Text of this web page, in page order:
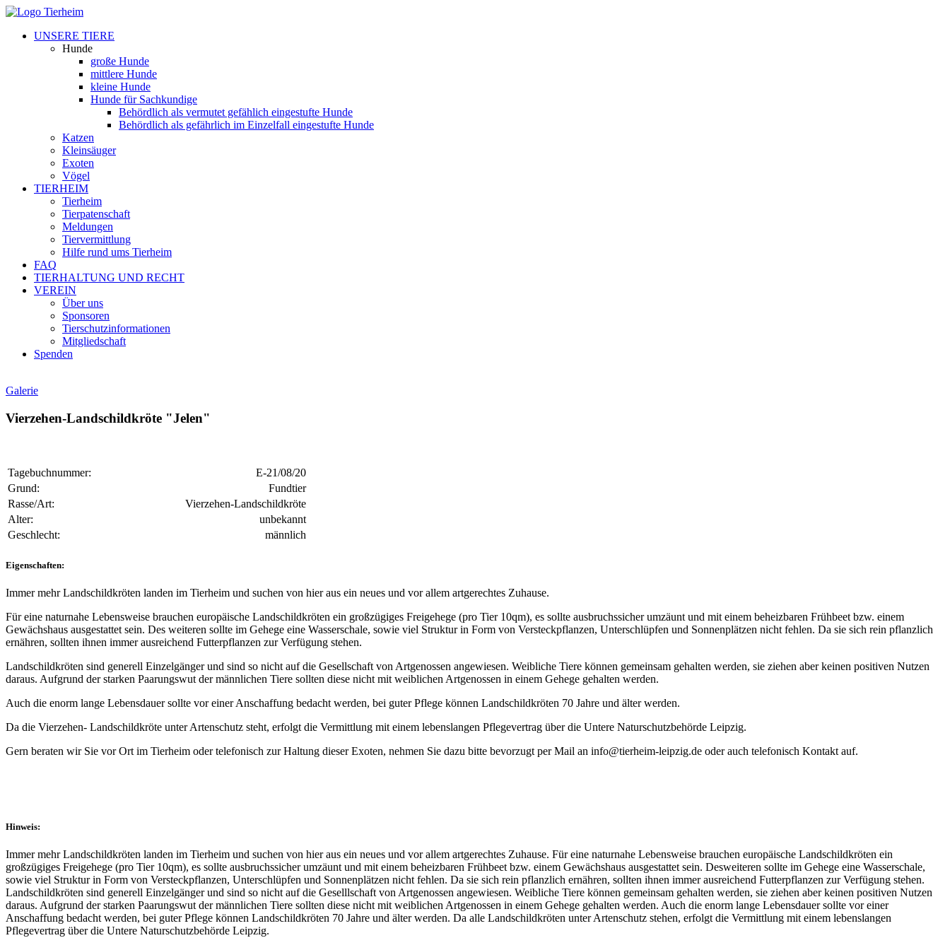
UNSERE TIERE
Hunde
große Hunde
mittlere Hunde
kleine Hunde
Hunde für Sachkundige
Behördlich als vermutet gefählich eingestufte Hunde
Behördlich als gefährlich im Einzelfall eingestufte Hunde
Katzen
Kleinsäuger
Exoten
Vögel
TIERHEIM
Tierheim
Tierpatenschaft
Meldungen
Tiervermittlung
Hilfe rund ums Tierheim
FAQ
TIERHALTUNG UND RECHT
VEREIN
Über uns
Sponsoren
Tierschutzinformationen
Mitgliedschaft
Spenden
Galerie
Vierzehen-Landschildkröte "Jelen"
Tagebuchnummer:
E-21/08/20
Grund:
Fundtier
Rasse/Art:
Vierzehen-Landschildkröte
Alter:
unbekannt
Geschlecht:
männlich
Eigenschaften:
Immer mehr Landschildkröten landen im Tierheim und suchen von hier aus ein neues und vor allem artgerechtes Zuhause.
Für eine naturnahe Lebensweise brauchen europäische Landschildkröten ein großzügiges Freigehege (pro Tier 10qm), es sollte ausbruchssicher umzäunt und mit einem beheizbaren Frühbeet bzw. einem
Gewächshaus ausgestattet sein. Des weiteren sollte im Gehege eine Wasserschale, sowie viel Struktur in Form von Versteckpflanzen, Unterschlüpfen und Sonnenplätzen nicht fehlen. Da sie sich rein pflanzlich
ernähren, sollten ihnen immer ausreichend Futterpflanzen zur Verfügung stehen.
Landschildkröten sind generell Einzelgänger und sind so nicht auf die Gesellschaft von Artgenossen angewiesen. Weibliche Tiere können gemeinsam gehalten werden, sie ziehen aber keinen positiven Nutzen
daraus. Aufgrund der starken Paarungswut der männlichen Tiere sollten diese nicht mit weiblichen Artgenossen in einem Gehege gehalten werden.
Auch die enorm lange Lebensdauer sollte vor einer Anschaffung bedacht werden, bei guter Pflege können Landschildkröten 70 Jahre und älter werden.
Da die Vierzehen- Landschildkröte unter Artenschutz steht, erfolgt die Vermittlung mit einem lebenslangen Pflegevertrag über die Untere Naturschutzbehörde Leipzig.
Gern beraten wir Sie vor Ort im Tierheim oder telefonisch zur Haltung dieser Exoten, nehmen Sie dazu bitte bevorzugt per Mail an info@tierheim-leipzig.de oder auch telefonisch Kontakt auf.
Hinweis:
Immer mehr Landschildkröten landen im Tierheim und suchen von hier aus ein neues und vor allem artgerechtes Zuhause. Für eine naturnahe Lebensweise brauchen europäische Landschildkröten ein
großzügiges Freigehege (pro Tier 10qm), es sollte ausbruchssicher umzäunt und mit einem beheizbaren Frühbeet bzw. einem Gewächshaus ausgestattet sein. Desweiteren sollte im Gehege eine Wasserschale,
sowie viel Struktur in Form von Versteckpflanzen, Unterschlüpfen und Sonnenplätzen nicht fehlen. Da sie sich rein pflanzlich ernähren, sollten ihnen immer ausreichend Futterpflanzen zur Verfügung stehen.
Landschildkröten sind generell Einzelgänger und sind so nicht auf die Geselllschaft von Artgenossen angewiesen. Weibliche Tiere können gemeinsam gehalten werden, sie ziehen aber keinen positiven Nutzen
daraus. Aufgrund der starken Paarungswut der männlichen Tiere sollten diese nicht mit weiblichen Artgenossen in einem Gehege gehalten werden. Auch die enorm lange Lebensdauer sollte vor einer
Anschaffung bedacht werden, bei guter Pflege können Landschildkröten 70 Jahre und älter werden. Da alle Landschildkröten unter Artenschutz stehen, erfolgt die Vermittlung mit einem lebenslangen
Pflegevertrag über die Untere Naturschutzbehörde Leipzig.